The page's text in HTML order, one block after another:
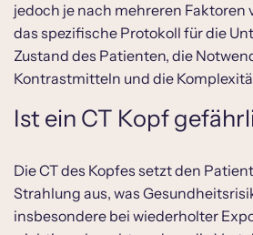
jedoch je nach mehreren Faktoren
das spezifische Protokoll für die
Zustand des Patienten, die
Kontrastmitteln und die
Ist ein CT Kopf
Die CT des Kopfes setzt den
Strahlung aus, was
insbesondere bei wiederholter